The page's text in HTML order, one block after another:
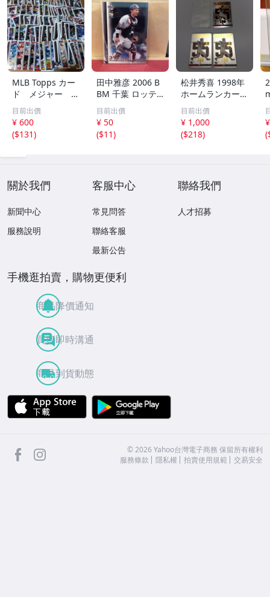
MLB Topps カー
ド メジャー 1
00枚 2
目前出價
¥ 600
($131)
田中雅彦 2006 B
BM 千葉 ロッテ
マリーンズ トレ
カ プロ野球 カー
ド M37 スポーツ
アスリート トレ
目前出價
¥ 50
($11)
松井秀喜 1998年
ホームランカード
150号 記念カード
3枚セット 読売ジ
ャイアンツ 日本
テレビ 劇空間プ
目前出價
¥ 1,000
($218)
(
關於我們
新聞中心
服務說明
客服中心
常見問答
聯絡客服
最新公告
聯絡我們
人才招募
手機逛拍賣，購物更便利
商品降價通知
買賣即時溝通
商品到貨動態
APP Store
facebook ©2026 Yahoo台灣電子商務 保留所有權利
服務條款
隱私權 拍賣使用規範 交易安全